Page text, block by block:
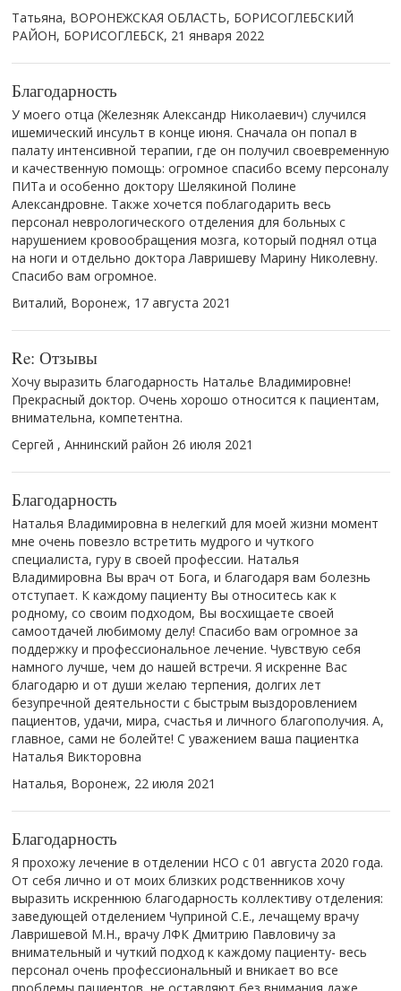
Татьяна, ВОРОНЕЖСКАЯ ОБЛАСТЬ, БОРИСОГЛЕБСКИЙ
РАЙОН, БОРИСОГЛЕБСК, 21 января 2022
Благодарность
У моего отца (Железняк Александр Николаевич) случился
ишемический инсульт в конце июня. Сначала он попал в
палату интенсивной терапии, где он получил своевременную
и качественную помощь: огромное спасибо всему персоналу
ПИТа и особенно доктору Шелякиной Полине
Александровне. Также хочется поблагодарить весь
персонал неврологического отделения для больных с
нарушением кровообращения мозга, который поднял отца
на ноги и отдельно доктора Лавришеву Марину Николевну.
Спасибо вам огромное.
Виталий, Воронеж, 17 августа 2021
Re: Отзывы
Хочу выразить благодарность Наталье Владимировне!
Прекрасный доктор. Очень хорошо относится к пациентам,
внимательна, компетентна.
Сергей , Аннинский район 26 июля 2021
Благодарность
Наталья Владимировна в нелегкий для моей жизни момент
мне очень повезло встретить мудрого и​ чуткого
специалиста, гуру в​ своей профессии. Наталья
Владимировна Вы​ врач от​ Бога, и​ благодаря вам болезнь
отступает. К​ каждому пациенту Вы относитесь как к​
родному, со​ своим подходом, Вы​ восхищаете своей
самоотдачей любимому делу! Спасибо вам огромное за​
поддержку и​ профессиональное лечение. Чувствую себя
намного лучше, чем до​ нашей встречи. Я​ искренне Вас
благодарю и​ от души желаю терпения, долгих лет
безупречной деятельности с​ быстрым выздоровлением
пациентов, удачи, мира, счастья и​ личного благополучия. А,
главное, сами не​ болейте! С уважением ваша пациентка
Наталья Викторовна
Наталья, Воронеж, 22 июля 2021
Благодарность
Я прохожу лечение в отделении НСО с 01 августа 2020 года.
От себя лично и от моих близких родственников хочу
выразить искреннюю благодарность коллективу отделения:
заведующей отделением Чуприной С.Е., лечащему врачу
Лавришевой М.Н., врачу ЛФК Дмитрию Павловичу за
внимательный и чуткий подход к каждому пациенту- весь
персонал очень профессиональный и вникает во все